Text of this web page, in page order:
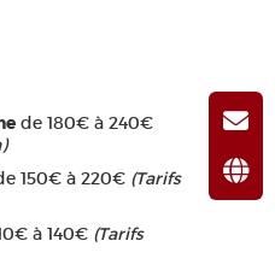
de 180€ à 240€
150€ à 220€ (Tarifs
à 140€ (Tarifs